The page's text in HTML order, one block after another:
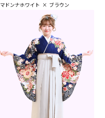
マドンナホワイト × ブラウン